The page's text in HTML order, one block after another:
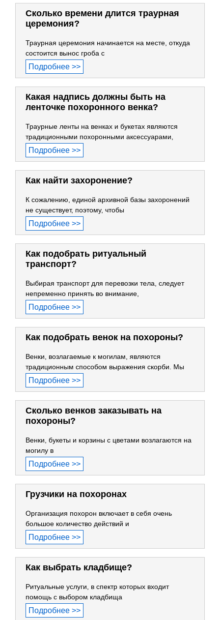
Сколько времени длится траурная
церемония?
Траурная церемония начинается на месте, откуда
состоится вынос гроба с
Подробнее >>
Какая надпись должны быть на
ленточке похоронного венка?
Траурные ленты на венках и букетах являются
традиционными похоронными аксессуарами,
Подробнее >>
Как найти захоронение?
К сожалению, единой архивной базы захоронений
не существует, поэтому, чтобы
Подробнее >>
Как подобрать ритуальный
транспорт?
Выбирая транспорт для перевозки тела, следует
непременно принять во внимание,
Подробнее >>
Как подобрать венок на похороны?
Венки, возлагаемые к могилам, являются
традиционным способом выражения скорби. Мы
Подробнее >>
Сколько венков заказывать на
похороны?
Венки, букеты и корзины с цветами возлагаются на
могилу в
Подробнее >>
Грузчики на похоронах
Организация похорон включает в себя очень
большое количество действий и
Подробнее >>
Как выбрать кладбище?
Ритуальные услуги, в спектр которых входит
помощь с выбором кладбища
Подробнее >>